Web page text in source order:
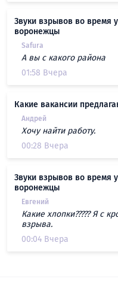
Звуки взрывов во время
воронежцы
Safura
А вы с какого района
01:58 Вчера
Какие вакансии
Андрей
Хочу найти работу.
00:28 Вчера
Звуки взрывов во время
воронежцы
Евгений
Какие хлопки????? Я с
взрыва.
00:04 Вчера